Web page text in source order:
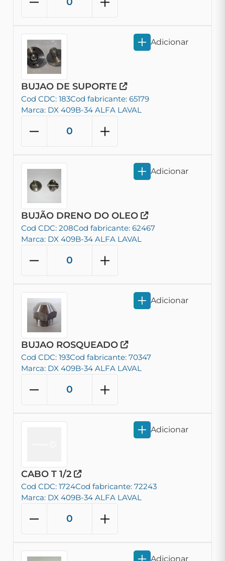
BUJAO DE SUPORTE
Cod CDC: 183Cod fabricante: 65179
Marca: DX 409B-34 ALFA LAVAL
Adicionar
BUJÃO DRENO DO OLEO
Cod CDC: 208Cod fabricante: 62467
Marca: DX 409B-34 ALFA LAVAL
Adicionar
BUJAO ROSQUEADO
Cod CDC: 193Cod fabricante: 70347
Marca: DX 409B-34 ALFA LAVAL
Adicionar
CABO T 1/2
Cod CDC: 1724Cod fabricante: 72243
Marca: DX 409B-34 ALFA LAVAL
Adicionar
Adicionar